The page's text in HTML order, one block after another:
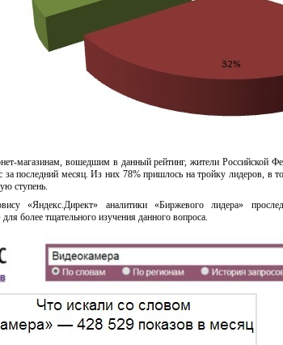
магазинам, вошедшим в данный рейтинг, жители Российской
за последний месяц. Из них 78% пришлось на тройку лидеров,
ступень.
«Яндекс.Директ» аналитики «Биржевого лидера»
более тщательного изучения данного вопроса.